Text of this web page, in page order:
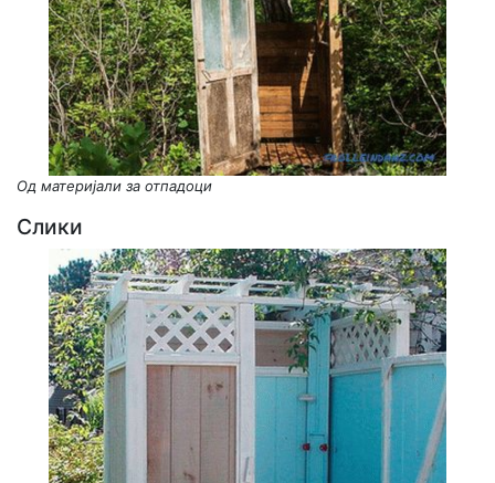
Од материјали за отпадоци
Слики